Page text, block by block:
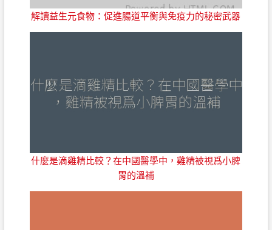
解讀益生元食物：促進腸道平衡與免疫力的秘密武器
什麼是滴雞精比較？在中國醫學中，雞精被視爲小脾
胃的溫補